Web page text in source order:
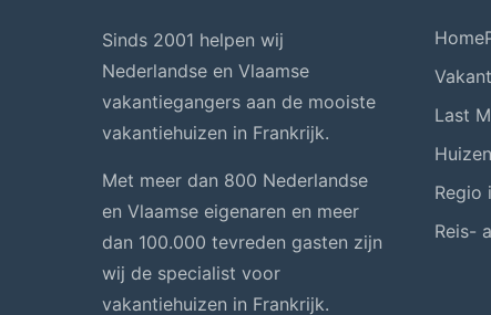
Sinds 2001 helpen wij
Nederlandse en Vlaamse
vakantiegangers aan de mooiste
vakantiehuizen in Frankrijk.
Met meer dan 800 Nederlandse
en Vlaamse eigenaren en meer
dan 100.000 tevreden gasten zijn
wij de specialist voor
vakantiehuizen in Frankrijk.
Last
Regio
Reis-